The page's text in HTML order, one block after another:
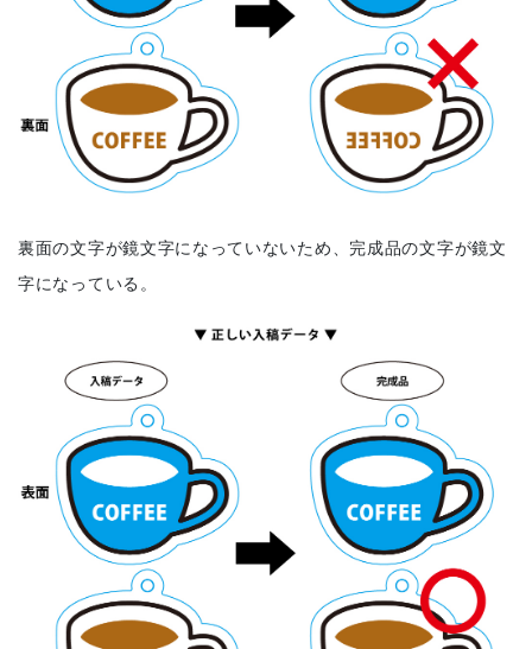
裏面の文字が鏡文字になっていないため、完成品の文字が鏡文
字になっている。